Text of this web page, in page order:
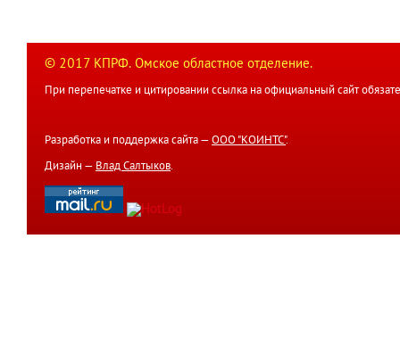
© 2017 КПРФ. Омское областное отделение.
При перепечатке и цитировании ссылка на официальный сайт
Разработка и поддержка сайта — ООО "КОИНТС".
Дизайн — Влад Салтыков.